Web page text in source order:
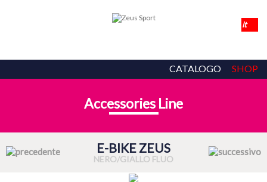
CATALOGO SHOP
Accessories Line
E-BIKE ZEUS
NERO/GIALLO FLUO